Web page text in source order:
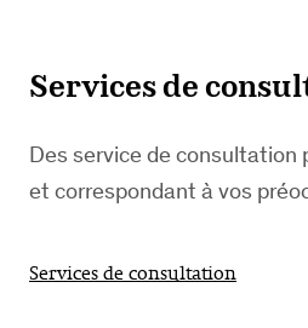
Services de
Des service de consultation
et correspondant à vos
Services de consultation